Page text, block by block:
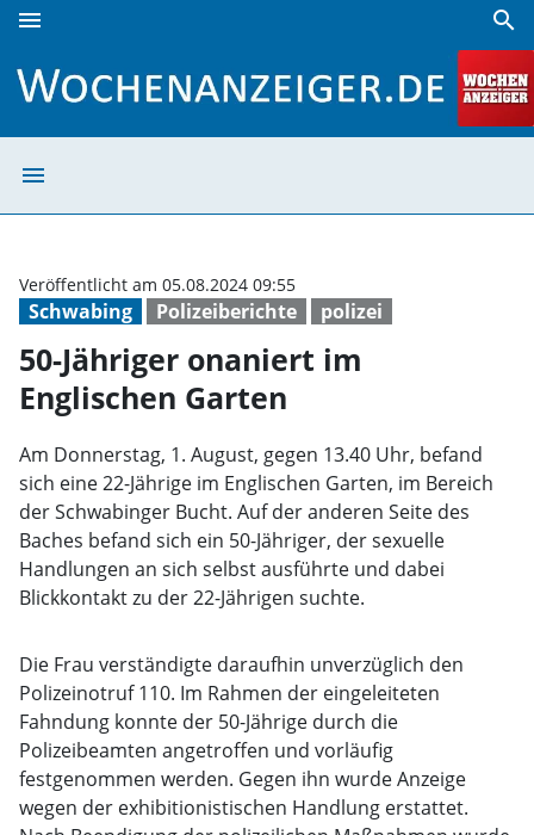
menu search
menu
Schwabing Polizeiberichte polizei
Veröffentlicht am 05.08.2024 09:55
50-Jähriger onaniert im
Englischen Garten
Am Donnerstag, 1. August, gegen 13.40 Uhr, befand
sich eine 22-Jährige im Englischen Garten, im Bereich
der Schwabinger Bucht. Auf der anderen Seite des
Baches befand sich ein 50-Jähriger, der sexuelle
Handlungen an sich selbst ausführte und dabei
Blickkontakt zu der 22-Jährigen suchte.
Die Frau verständigte daraufhin unverzüglich den
Polizeinotruf 110. Im Rahmen der eingeleiteten
Fahndung konnte der 50-Jährige durch die
Polizeibeamten angetroffen und vorläufig
festgenommen werden. Gegen ihn wurde Anzeige
wegen der exhibitionistischen Handlung erstattet.